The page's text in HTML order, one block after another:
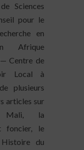
Sciences
pour le
en
Afrique
Centre de
Local à
plusieurs
articles sur
Mali, la
foncier, le
du